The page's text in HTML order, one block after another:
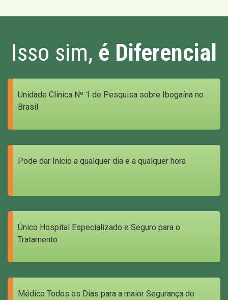
Isso sim, é Diferencial
Unidade Clínica Nº 1 de Pesquisa sobre Ibogaína no
Brasil
Pode dar Início a qualquer dia e a qualquer hora
Único Hospital Especializado e Seguro para o
Tratamento
Médico Todos os Dias para a maior Segurança do